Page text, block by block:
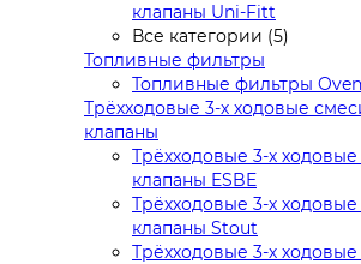
клапаны Uni-Fitt
Все категории (5)
Топливные фильтры
Топливные фильтры
Трёхходовые 3-х ходовые
клапаны
Трёхходовые 3-х
клапаны ESBE
Трёхходовые 3-х
клапаны Stout
Трёхходовые 3-х